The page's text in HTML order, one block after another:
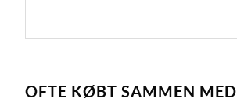
OFTE KØBT SAMMEN MED